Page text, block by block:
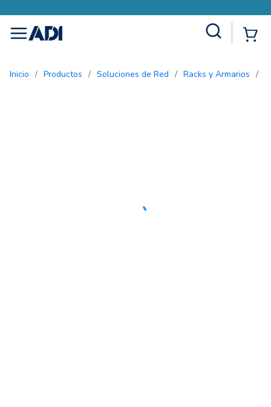
menu
Inicio / Productos / Soluciones de Red / Racks y Armarios /